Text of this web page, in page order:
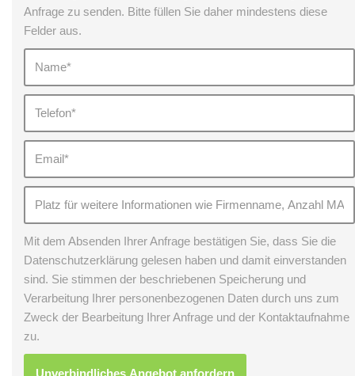
Anfrage zu senden. Bitte füllen Sie daher mindestens diese
Felder aus.
Mit dem Absenden Ihrer Anfrage bestätigen Sie, dass Sie die
Datenschutzerklärung gelesen haben und damit einverstanden
sind. Sie stimmen der beschriebenen Speicherung und
Verarbeitung Ihrer personenbezogenen Daten durch uns zum
Zweck der Bearbeitung Ihrer Anfrage und der Kontaktaufnahme
zu.